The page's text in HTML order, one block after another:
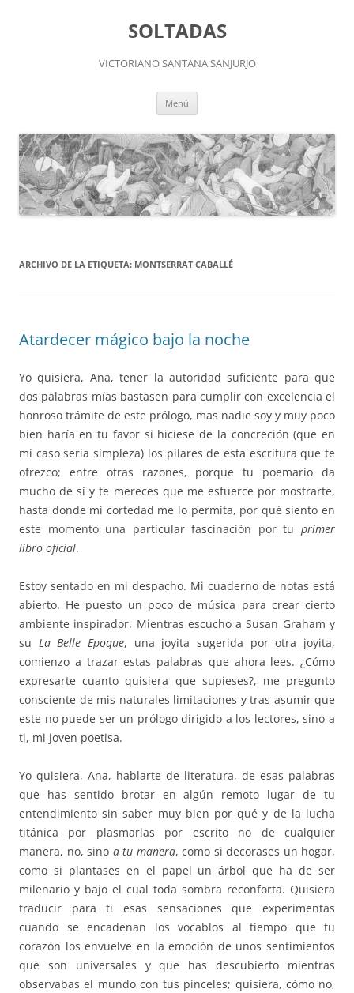
SOLTADAS
VICTORIANO SANTANA SANJURJO
Menú
ARCHIVO DE LA ETIQUETA: MONTSERRAT CABALLÉ
Atardecer mágico bajo la noche
Yo quisiera, Ana, tener la autoridad suficiente para que
dos palabras mías bastasen para cumplir con excelencia el
honroso trámite de este prólogo, mas nadie soy y muy poco
bien haría en tu favor si hiciese de la concreción (que en
mi caso sería simpleza) los pilares de esta escritura que te
ofrezco; entre otras razones, porque tu poemario da
mucho de sí y te mereces que me esfuerce por mostrarte,
hasta donde mi cortedad me lo permita, por qué siento en
este momento una particular fascinación por tu primer
libro oficial.
Estoy sentado en mi despacho. Mi cuaderno de notas está
abierto. He puesto un poco de música para crear cierto
ambiente inspirador. Mientras escucho a Susan Graham y
su La Belle Epoque, una joyita sugerida por otra joyita,
comienzo a trazar estas palabras que ahora lees. ¿Cómo
expresarte cuanto quisiera que supieses?, me pregunto
consciente de mis naturales limitaciones y tras asumir que
este no puede ser un prólogo dirigido a los lectores, sino a
ti, mi joven poetisa.
Yo quisiera, Ana, hablarte de literatura, de esas palabras
que has sentido brotar en algún remoto lugar de tu
entendimiento sin saber muy bien por qué y de la lucha
titánica por plasmarlas por escrito no de cualquier
manera, no, sino a tu manera, como si decorases un hogar,
como si plantases en el papel un árbol que ha de ser
milenario y bajo el cual toda sombra reconforta. Quisiera
traducir para ti esas sensaciones que experimentas
cuando se encadenan los vocablos al tiempo que tu
corazón los envuelve en la emoción de unos sentimientos
que son universales y que has descubierto mientras
observabas el mundo con tus pinceles; quisiera, cómo no,